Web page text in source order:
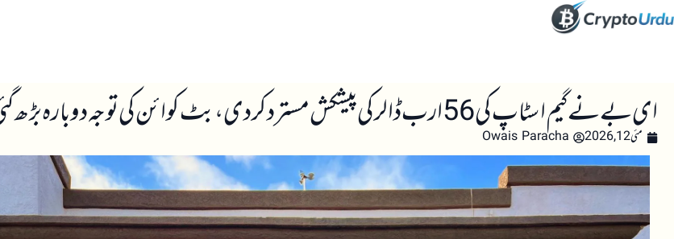
ای بے نے گیم اسٹاپ کی 56 ارب ڈالر کی پیشکش مسترد کر دی، بٹ کوائن کی توجہ دوبارہ بڑھ گئی
مئی 12, 2026 Owais Paracha